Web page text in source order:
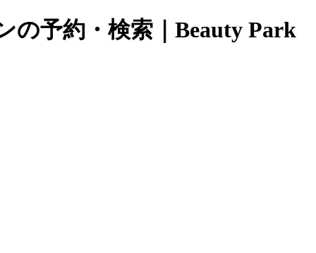
の予約・検索｜Beauty Park